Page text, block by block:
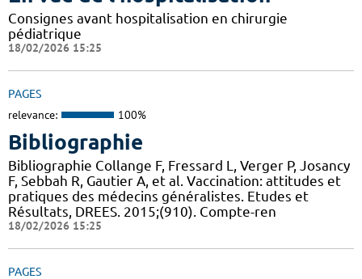
Consignes avant hospitalisation en chirurgie
pédiatrique
18/02/2026 15:25
PAGES
relevance: 100%
Bibliographie
Bibliographie Collange F, Fressard L, Verger P, Josancy
F, Sebbah R, Gautier A, et al. Vaccination: attitudes et
pratiques des médecins généralistes. Etudes et
Résultats, DREES. 2015;(910). Compte-ren
18/02/2026 15:25
PAGES